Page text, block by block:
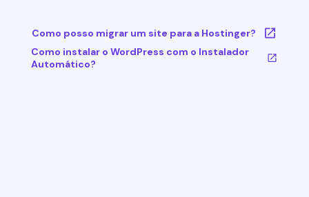
Como posso migrar um site para a Hostinger?
Como instalar o WordPress com o Instalador
Automático?